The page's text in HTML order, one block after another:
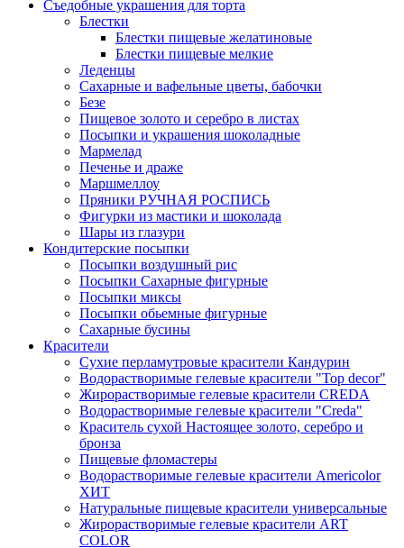
Съедобные украшения для торта
Блестки
Блестки пищевые желатиновые
Блестки пищевые мелкие
Леденцы
Сахарные и вафельные цветы, бабочки
Безе
Пищевое золото и серебро в листах
Посыпки и украшения шоколадные
Мармелад
Печенье и драже
Маршмеллоу
Пряники РУЧНАЯ РОСПИСЬ
Фигурки из мастики и шоколада
Шары из глазури
Кондитерские посыпки
Посыпки воздушный рис
Посыпки Сахарные фигурные
Посыпки миксы
Посыпки обьемные фигурные
Сахарные бусины
Красители
Сухие перламутровые красители Кандурин
Водорастворимые гелевые красители "Top decor"
Жирорастворимые гелевые красители CREDA
Водорастворимые гелевые красители "Creda"
Краситель сухой Настоящее золото, серебро и
бронза
Пищевые фломастеры
Водорастворимые гелевые красители Americolor
ХИТ
Натуральные пищевые красители универсальные
Жирорастворимые гелевые красители ART
COLOR